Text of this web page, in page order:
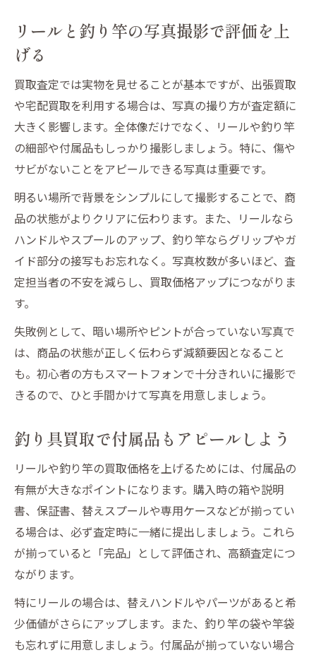
リールと釣り竿の写真撮影で評価を上
げる
買取査定では実物を見せることが基本ですが、出張買取
や宅配買取を利用する場合は、写真の撮り方が査定額に
大きく影響します。全体像だけでなく、リールや釣り竿
の細部や付属品もしっかり撮影しましょう。特に、傷や
サビがないことをアピールできる写真は重要です。
明るい場所で背景をシンプルにして撮影することで、商
品の状態がよりクリアに伝わります。また、リールなら
ハンドルやスプールのアップ、釣り竿ならグリップやガ
イド部分の接写もお忘れなく。写真枚数が多いほど、査
定担当者の不安を減らし、買取価格アップにつながりま
す。
失敗例として、暗い場所やピントが合っていない写真で
は、商品の状態が正しく伝わらず減額要因となること
も。初心者の方もスマートフォンで十分きれいに撮影で
きるので、ひと手間かけて写真を用意しましょう。
釣り具買取で付属品もアピールしよう
リールや釣り竿の買取価格を上げるためには、付属品の
有無が大きなポイントになります。購入時の箱や説明
書、保証書、替えスプールや専用ケースなどが揃ってい
る場合は、必ず査定時に一緒に提出しましょう。これら
が揃っていると「完品」として評価され、高額査定につ
ながります。
特にリールの場合は、替えハンドルやパーツがあると希
少価値がさらにアップします。また、釣り竿の袋や竿袋
も忘れずに用意しましょう。付属品が揃っていない場合